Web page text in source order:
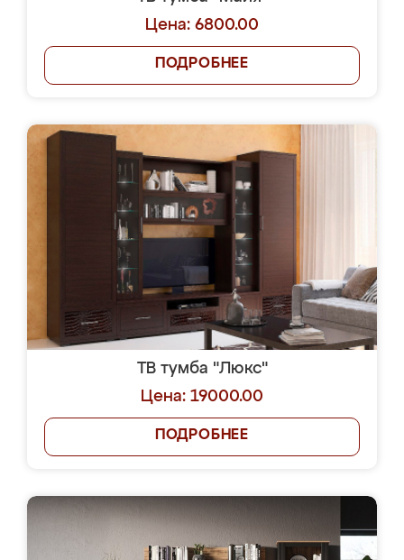
Цена: 6800.00
ПОДРОБНЕЕ
ТВ тумба "Люкс"
Цена: 19000.00
ПОДРОБНЕЕ